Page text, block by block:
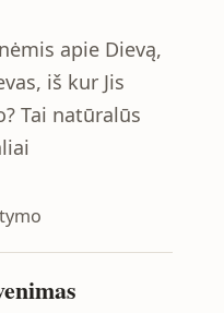
apie Dievą,
iš kur Jis
Tai natūralūs